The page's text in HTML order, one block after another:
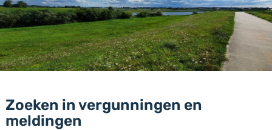
Zoeken in vergunningen en
meldingen